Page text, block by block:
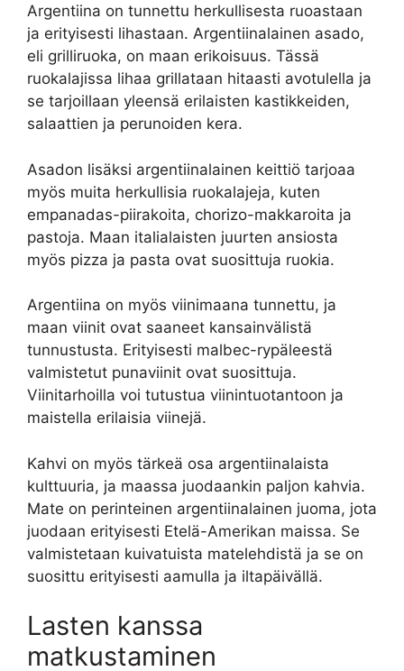
Argentiina on tunnettu herkullisesta ruoastaan
ja erityisesti lihastaan. Argentiinalainen asado,
eli grilliruoka, on maan erikoisuus. Tässä
ruokalajissa lihaa grillataan hitaasti avotulella ja
se tarjoillaan yleensä erilaisten kastikkeiden,
salaattien ja perunoiden kera.
Asadon lisäksi argentiinalainen keittiö tarjoaa
myös muita herkullisia ruokalajeja, kuten
empanadas-piirakoita, chorizo-makkaroita ja
pastoja. Maan italialaisten juurten ansiosta
myös pizza ja pasta ovat suosittuja ruokia.
Argentiina on myös viinimaana tunnettu, ja
maan viinit ovat saaneet kansainvälistä
tunnustusta. Erityisesti malbec-rypäleestä
valmistetut punaviinit ovat suosittuja.
Viinitarhoilla voi tutustua viinintuotantoon ja
maistella erilaisia viinejä.
Kahvi on myös tärkeä osa argentiinalaista
kulttuuria, ja maassa juodaankin paljon kahvia.
Mate on perinteinen argentiinalainen juoma, jota
juodaan erityisesti Etelä-Amerikan maissa. Se
valmistetaan kuivatuista matelehdistä ja se on
suosittu erityisesti aamulla ja iltapäivällä.
Lasten kanssa
matkustaminen